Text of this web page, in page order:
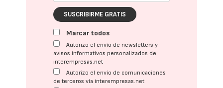
SUSCRIBIRME GRATIS
Marcar todos
Autorizo el envío de newsletters y
avisos informativos personalizados de
interempresas.net
Autorizo el envío de comunicaciones
de terceros vía interempresas.net